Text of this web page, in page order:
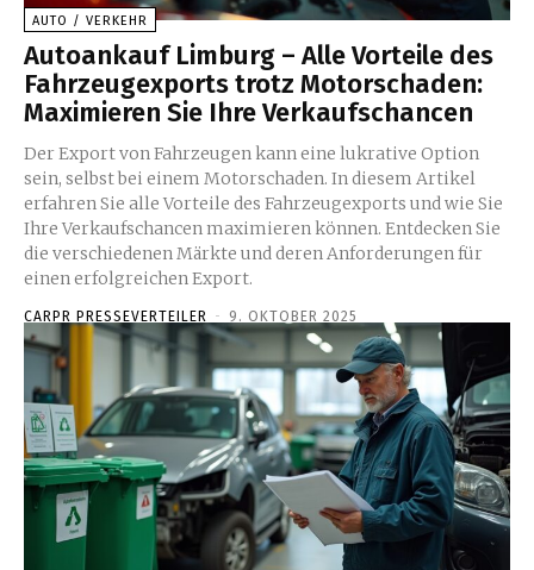
AUTO / VERKEHR
Autoankauf Limburg – Alle Vorteile des
Fahrzeugexports trotz Motorschaden:
Maximieren Sie Ihre Verkaufschancen
Der Export von Fahrzeugen kann eine lukrative Option
sein, selbst bei einem Motorschaden. In diesem Artikel
erfahren Sie alle Vorteile des Fahrzeugexports und wie Sie
Ihre Verkaufschancen maximieren können. Entdecken Sie
die verschiedenen Märkte und deren Anforderungen für
einen erfolgreichen Export.
CARPR PRESSEVERTEILER - 9. OKTOBER 2025